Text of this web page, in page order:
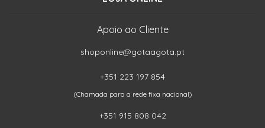
Apoio ao Cliente
shoponline@gotaagota.pt
+351 223 197 854
(Chamada para a rede fixa nacional)
+351 915 808 042